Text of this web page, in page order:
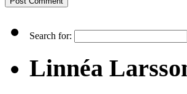
Search for:
Linnéa